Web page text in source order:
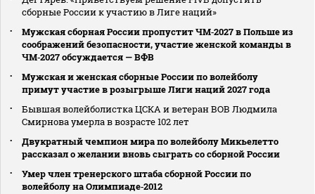
сборные России к участию в Лиге наций»
Мужская сборная России пропустит ЧМ‑2027 в Польше из
соображений безопасности, участие женской команды в
ЧМ‑2027 обсуждается — ВФВ
Мужская и женская сборные России по волейболу
примут участие в розыгрыше Лиги наций 2027 года
Бывшая волейболистка ЦСКА и ветеран ВОВ Людмила
Смирнова умерла в возрасте 102 лет
Двукратный чемпион мира по волейболу Микьелетто
рассказал о желании вновь сыграть со сборной России
Умер член тренерского штаба сборной России по
волейболу на Олимпиаде‑2012